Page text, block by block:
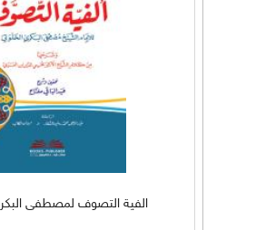
الفية التصوف لمصطفى